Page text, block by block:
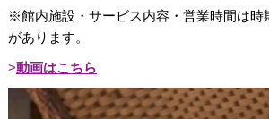
※館内施設・サービス内容・営業時間は時
があります。
動画はこちら